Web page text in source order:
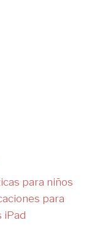
para niños
para
iPad